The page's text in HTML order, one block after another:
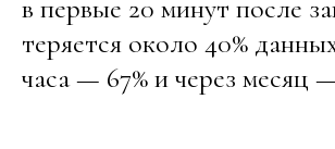
в первые 20 минут после
теряется около 40%
часа — 67% и через месяц